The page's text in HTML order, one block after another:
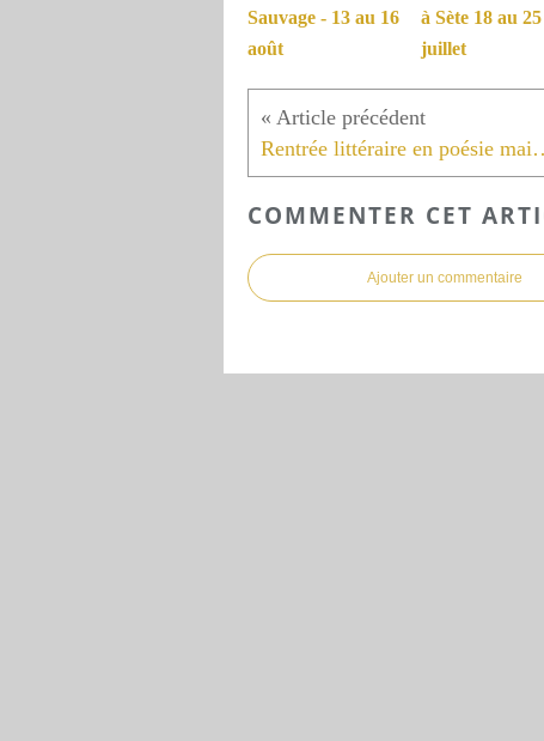
Sauvage - 13 au 16
août
à Sète 18 au 25
juillet
Rentrée
COMMENTER CET
Ajouter un commentaire